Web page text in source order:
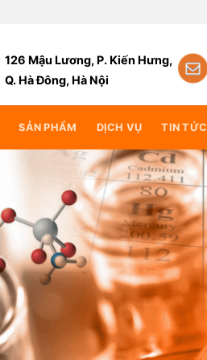
126 Mậu Lương, P. Kiến Hưng,
Q. Hà Đông, Hà Nội
SẢN PHẨM DỊCH VỤ TIN TỨC